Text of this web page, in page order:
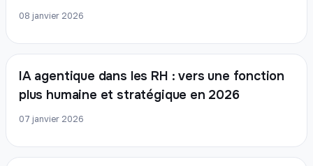
08 janvier 2026
IA agentique dans les RH : vers une fonction
plus humaine et stratégique en 2026
07 janvier 2026